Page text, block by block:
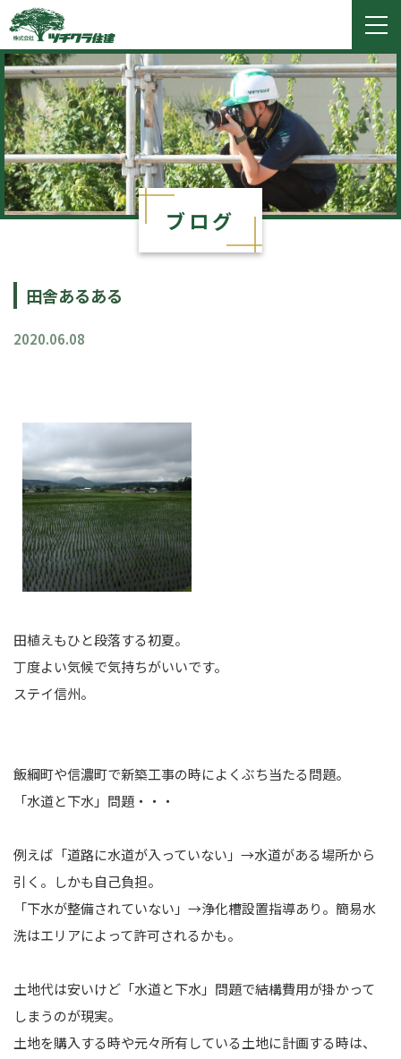
ブログ
田舎あるある
2020.06.08
田植えもひと段落する初夏。
丁度よい気候で気持ちがいいです。
ステイ信州。
飯綱町や信濃町で新築工事の時によくぶち当たる問題。
「水道と下水」問題・・・
例えば「道路に水道が入っていない」→水道がある場所から
引く。しかも自己負担。
「下水が整備されていない」→浄化槽設置指導あり。簡易水
洗はエリアによって許可されるかも。
土地代は安いけど「水道と下水」問題で結構費用が掛かって
しまうのが現実。
土地を購入する時や元々所有している土地に計画する時は、